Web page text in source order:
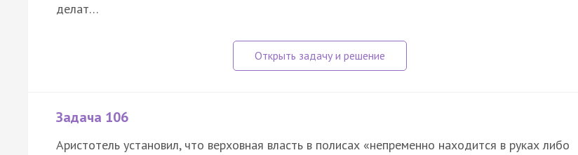
делат…
Задача 106
Аристотель установил, что верховная власть в полисах «непременно находится в руках либо